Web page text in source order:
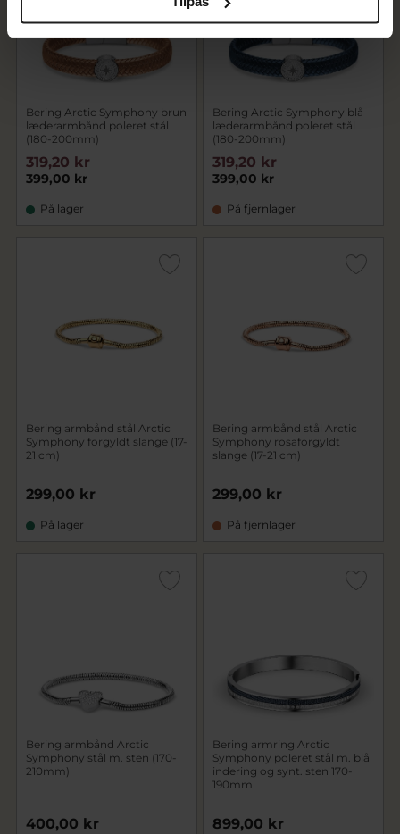
Bering Arctic Symphony brun
læderarmbånd poleret stål
(180-200mm)
399,00 kr
319,20 kr
På lager
Bering Arctic Symphony blå
læderarmbånd poleret stål
(180-200mm)
399,00 kr
319,20 kr
På fjernlager
Bering armbånd stål Arctic
Symphony forgyldt slange (17-
21 cm)
299,00 kr
På lager
Bering armbånd stål Arctic
Symphony rosaforgyldt
slange (17-21 cm)
299,00 kr
På fjernlager
Bering armbånd Arctic
Symphony stål m. sten (170-
210mm)
400,00 kr
Bering armring Arctic
Symphony poleret stål m. blå
indering og synt. sten 170-
190mm
899,00 kr